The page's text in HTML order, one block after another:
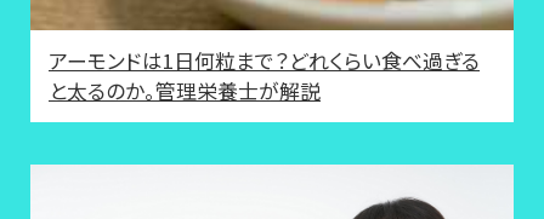
アーモンドは1日何粒まで？どれくらい食べ過ぎる
と太るのか。管理栄養士が解説